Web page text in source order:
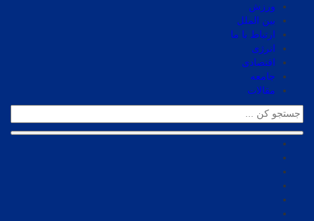
ورزش
بین الملل
ارتباط با ما
انرژی
اقتصادی
جامعه
مقالات